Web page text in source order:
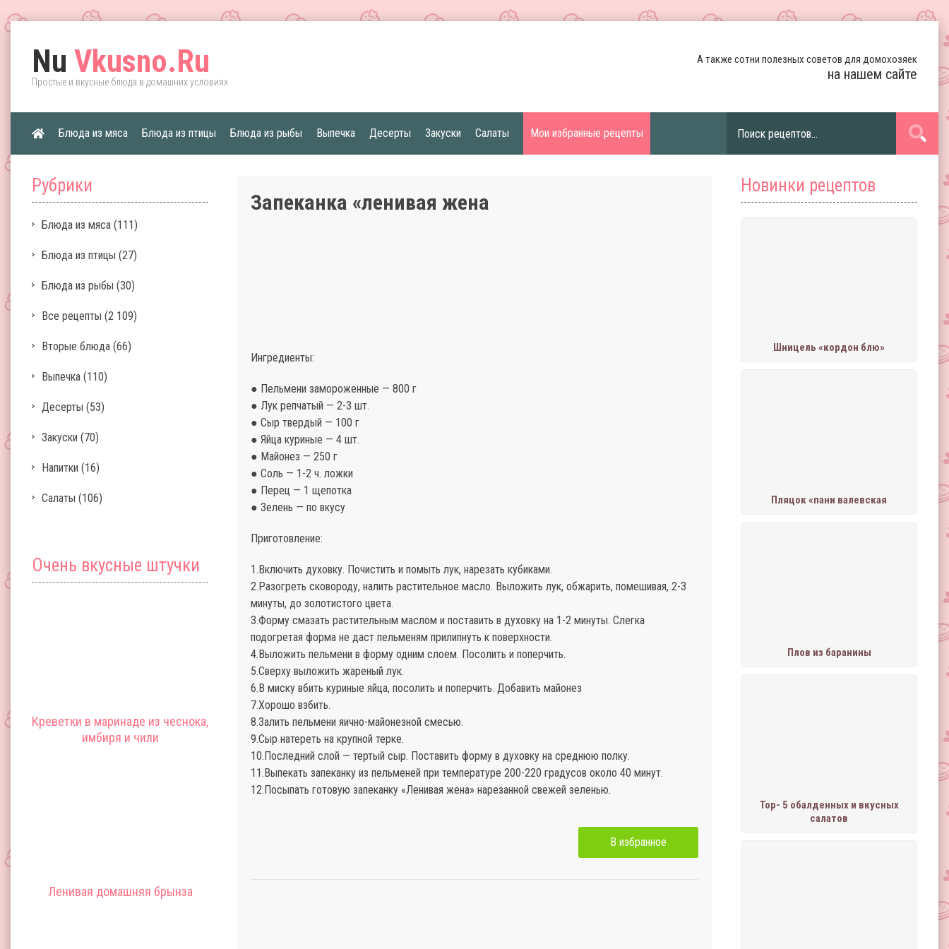
Nu Vkusno.Ru
Простые и вкусные блюда в домашних условиях
А также сотни полезных советов для домохозяек
на нашем сайте
Блюда из мяса Блюда из птицы Блюда из рыбы Выпечка Десерты Закуски Салаты Мои избранные рецепты
Рубрики
Блюда из мяса (111)
Блюда из птицы (27)
Блюда из рыбы (30)
Все рецепты (2 109)
Вторые блюда (66)
Выпечка (110)
Десерты (53)
Закуски (70)
Напитки (16)
Салаты (106)
Очень вкусные штучки
Креветки в маринаде из чеснока,
имбиря и чили
Ленивая домашняя брынза
Новинки рецептов
Шницель «кордон блю»
Пляцок «пани валевская
Плов из баранины
Тор- 5 обалденных и вкусных
салатов
Запеканка «ленивая жена
Ингредиенты:
● Пельмени замороженные — 800 г
● Лук репчатый — 2-3 шт.
● Сыр твердый — 100 г
● Яйца куриные — 4 шт.
● Майонез — 250 г
● Соль — 1-2 ч. ложки
● Перец — 1 щепотка
● Зелень — по вкусу
Приготовление:
1.Включить духовку. Почистить и помыть лук, нарезать кубиками.
2.Разогреть сковороду, налить растительное масло. Выложить лук, обжарить, помешивая, 2-3
минуты, до золотистого цвета.
3.Форму смазать растительным маслом и поставить в духовку на 1-2 минуты. Слегка
подогретая форма не даст пельменям прилипнуть к поверхности.
4.Выложить пельмени в форму одним слоем. Посолить и поперчить.
5.Сверху выложить жареный лук.
6.В миску вбить куриные яйца, посолить и поперчить. Добавить майонез
7.Хорошо взбить.
8.Залить пельмени яично-майонезной смесью.
9.Сыр натереть на крупной терке.
10.Последний слой — тертый сыр. Поставить форму в духовку на среднюю полку.
11.Выпекать запеканку из пельменей при температуре 200-220 градусов около 40 минут.
12.Посыпать готовую запеканку «Ленивая жена» нарезанной свежей зеленью.
В избранное